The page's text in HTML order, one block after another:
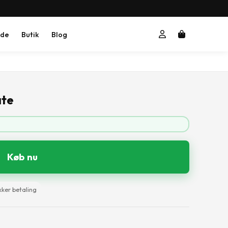
Butik Blog
Køb nu
betaling